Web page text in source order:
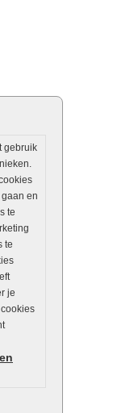
gebruik
en
te
te
je